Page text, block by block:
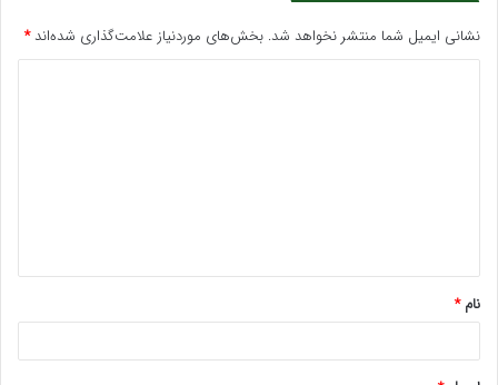
نشانی ایمیل شما منتشر نخواهد شد. بخش‌های موردنیاز علامت‌گذاری شده‌اند*
*
نام*